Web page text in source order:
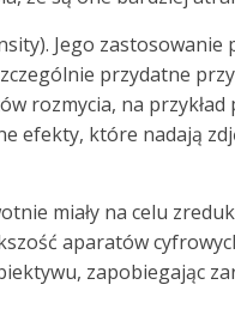
Jego zastosowanie
przydatne
rozmycia, na
efekty, które nadają
miały na celu
aparatów
zapobiegając